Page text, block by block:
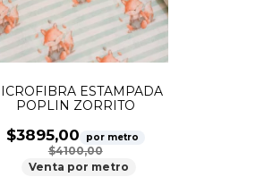
ESTAMPADA
POPLIN ZORRITO
$3895,00 por metro
$4100,00
Venta por metro